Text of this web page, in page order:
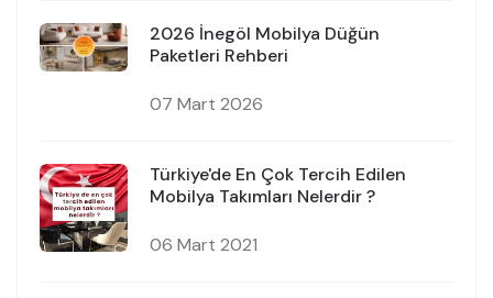
2026 İnegöl Mobilya Düğün
Paketleri Rehberi
07 Mart 2026
Türkiye'de En Çok Tercih Edilen
Mobilya Takımları Nelerdir ?
06 Mart 2021